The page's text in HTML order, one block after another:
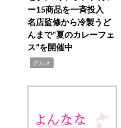
ー15商品を一斉投入
名店監修から冷製うど
んまで“夏のカレーフェ
ス”を開催中
グルメ